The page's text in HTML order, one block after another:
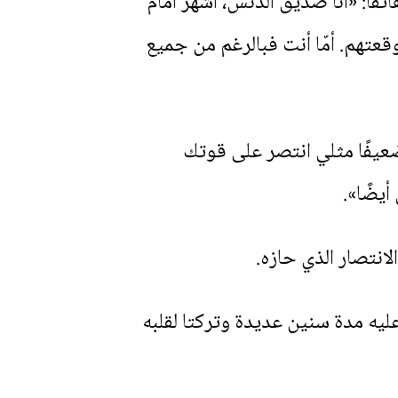
أمّا أنت فبالرغم من جميع
مثلي انتصر على قوتك
الذي حازه.
مدة سنين عديدة وتركتا لقلبه